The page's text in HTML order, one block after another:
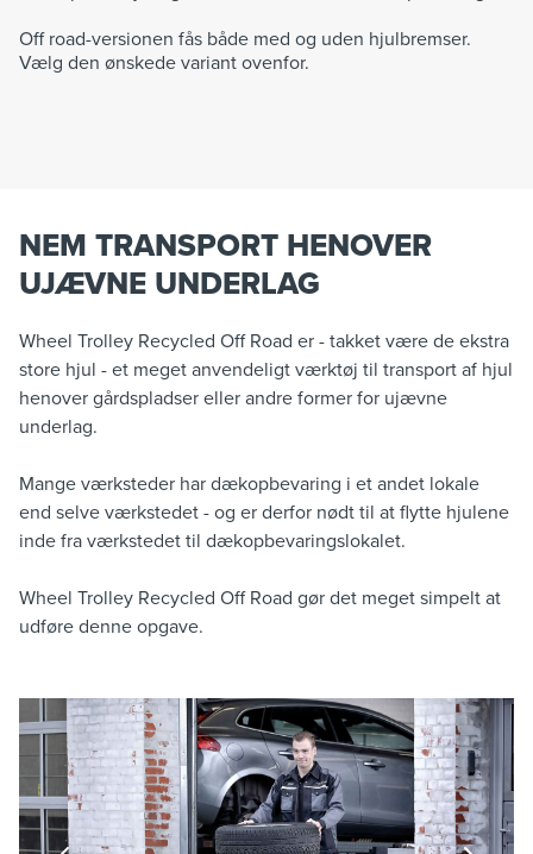
Off road-versionen fås både med og uden hjulbremser.
Vælg den ønskede variant ovenfor.
NEM TRANSPORT HENOVER
UJÆVNE UNDERLAG
Wheel Trolley Recycled Off Road er - takket være de ekstra
store hjul - et meget anvendeligt værktøj til transport af hjul
henover gårdspladser eller andre former for ujævne
underlag.
Mange værksteder har dækopbevaring i et andet lokale
end selve værkstedet - og er derfor nødt til at flytte hjulene
inde fra værkstedet til dækopbevaringslokalet.
Wheel Trolley Recycled Off Road gør det meget simpelt at
udføre denne opgave.